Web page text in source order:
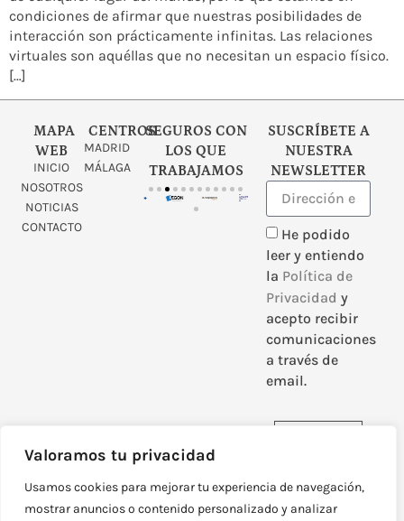
Valoramos tu privacidad
Usamos cookies para mejorar tu experiencia de navegación,
mostrar anuncios o contenido personalizado y analizar
condiciones de afirmar que nuestras posibilidades de
interacción son prácticamente infinitas. Las relaciones
virtuales son aquéllas que no necesitan un espacio físico.
[…]
MAPA
WEB
INICIO
NOSOTROS
NOTICIAS
CONTACTO
CENTROS
MADRID
MÁLAGA
SEGUROS CON
LOS QUE
TRABAJAMOS
SUSCRÍBETE A
NUESTRA
NEWSLETTER
He podido
leer y entiendo
la Política de
Privacidad y
acepto recibir
comunicaciones
a través de
email.